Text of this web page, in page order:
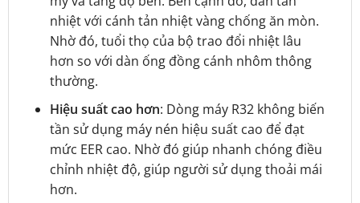
nhiệt với cánh tản nhiệt vàng chống ăn mòn.
Nhờ đó, tuổi thọ của bộ trao đổi nhiệt lâu
hơn so với dàn ống đồng cánh nhôm thông
thường.
Hiệu suất cao hơn: Dòng máy R32 không biến
tần sử dụng máy nén hiệu suất cao để đạt
mức EER cao. Nhờ đó giúp nhanh chóng điều
chỉnh nhiệt độ, giúp người sử dụng thoải mái
hơn.